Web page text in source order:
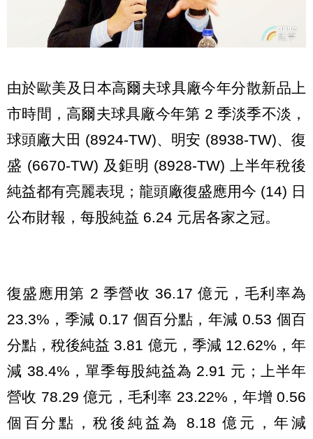
由於歐美及日本高爾夫球具廠今年分散新品上
市時間，高爾夫球具廠今年第 2 季淡季不淡，
球頭廠大田 (8924-TW)、明安 (8938-TW)、復
盛 (6670-TW) 及鉅明 (8928-TW) 上半年稅後
純益都有亮麗表現；龍頭廠復盛應用今 (14) 日
公布財報，每股純益 6.24 元居各家之冠。
復盛應用第 2 季營收 36.17 億元，毛利率為
23.3%，季減 0.17 個百分點，年減 0.53 個百
分點，稅後純益 3.81 億元，季減 12.62%，年
減 38.4%，單季每股純益為 2.91 元；上半年
營收 78.29 億元，毛利率 23.22%，年增 0.56
個百分點，稅後純益為 8.18 億元，年減